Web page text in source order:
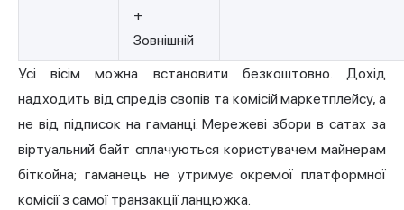
+
Зовнішній
Усі вісім можна встановити безкоштовно. Дохід
надходить від спредів свопів та комісій маркетплейсу, а
не від підписок на гаманці. Мережеві збори в сатах за
віртуальний байт сплачуються користувачем майнерам
біткойна; гаманець не утримує окремої платформної
комісії з самої транзакції ланцюжка.